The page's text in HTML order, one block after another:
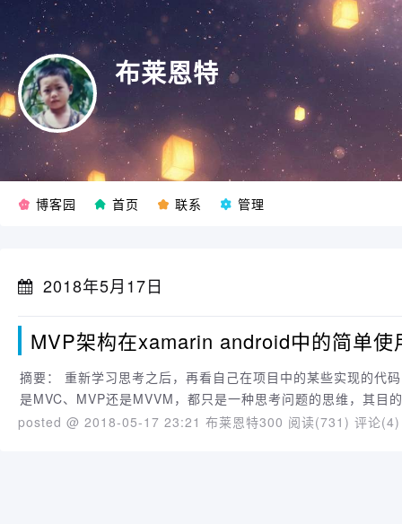
布莱恩特
博客园 首页 联系 管理
2018年5月17日
MVP架构在xamarin android中的简单使
摘要： 重新学习思考之后，再看自己在项目中的某些实现的代码，的确不尽人意，甚至想骂自己。 架构只是一种思维模式，不管
是MVC、MVP还是MVVM，都只是一种思考问题的思维，其目
posted @ 2018-05-17 23:21 布莱恩特300 阅读(731) 评论(4)